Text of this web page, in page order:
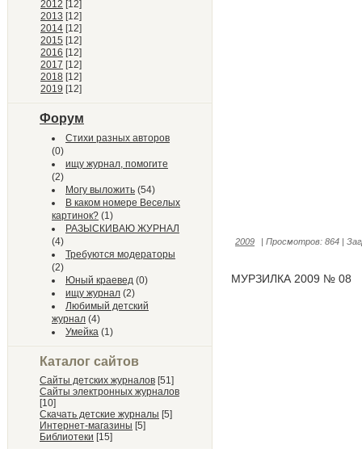
2012 [12]
2013 [12]
2014 [12]
2015 [12]
2016 [12]
2017 [12]
2018 [12]
2019 [12]
Форум
Стихи разных авторов
(0)
ищу журнал, помогите
(2)
Могу выложить (54)
В каком номере Веселых
картинок? (1)
РАЗЫСКИВАЮ ЖУРНАЛ
(4)
Требуются модераторы
(2)
Юный краевед (0)
ищу журнал (2)
Любимый детский
журнал (4)
Умейка (1)
Каталог сайтов
Сайты детских журналов [51]
Сайты электронных журналов
[10]
Скачать детские журналы [5]
Интернет-магазины [5]
Библиотеки [15]
2009 | Просмотров: 864 |
МУРЗИЛКА 2009 № 08